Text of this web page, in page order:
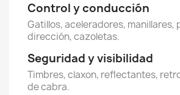
Control y conducción
Gatillos, aceleradores, manillares,
dirección, cazoletas.
Seguridad y visibilidad
Timbres, claxon, reflectantes,
de cabra.